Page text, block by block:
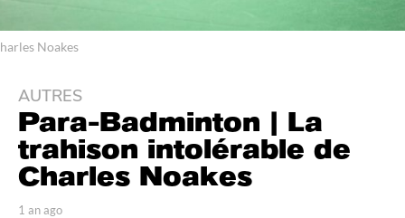
Noakes
1
a
n
a
g
o
AUTRES
Para-Badminton | La
trahison intolérable de
Charles Noakes
p1 an ago